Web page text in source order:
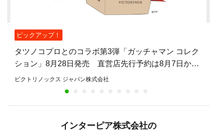
ピックアップ！
タツノコプロとのコラボ第3弾「ガッチャマン コレク
ション」8月28日発売 直営店先行予約は8月7日から
8月27日まで
ビクトリノックス ジャパン株式会社
インターピア株式会社の